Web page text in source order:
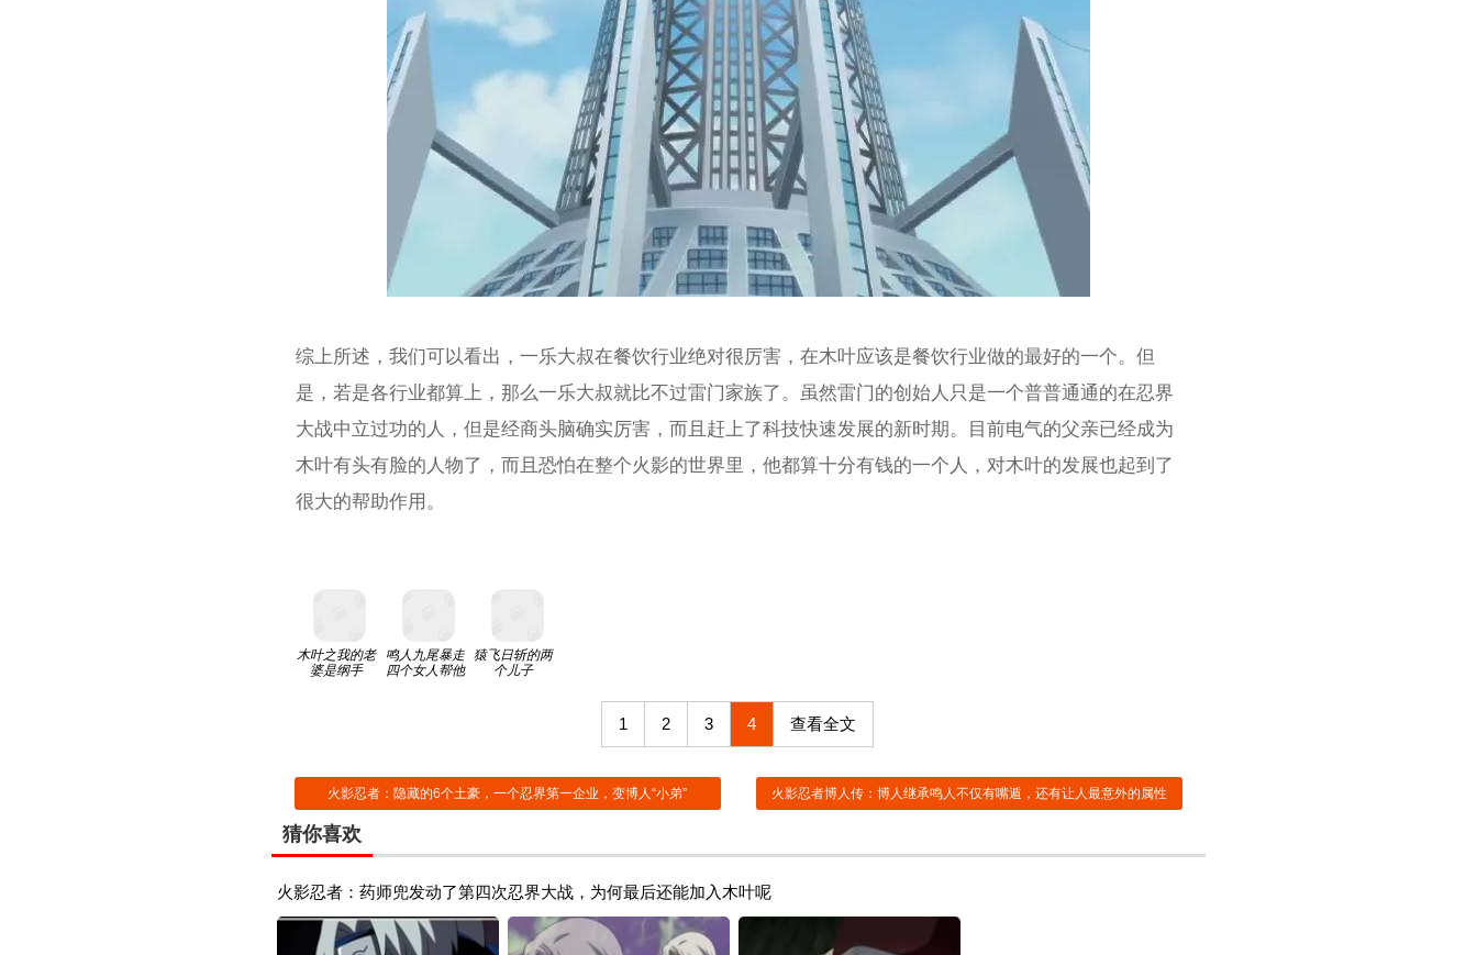
综上所述，我们可以看出，一乐大叔在餐饮行业绝对很厉害，在木叶应该是餐饮行业做的最好的一个。但
是，若是各行业都算上，那么一乐大叔就比不过雷门家族了。虽然雷门的创始人只是一个普普通通的在忍界
大战中立过功的人，但是经商头脑确实厉害，而且赶上了科技快速发展的新时期。目前电气的父亲已经成为
木叶有头有脸的人物了，而且恐怕在整个火影的世界里，他都算十分有钱的一个人，对木叶的发展也起到了
很大的帮助作用。
木叶之我的老
婆是纲手
鸣人九尾暴走
四个女人帮他
猿飞日斩的两
个儿子
1 2 3 4 查看全文
火影忍者：隐藏的6个土豪，一个忍界第一企业，变博人“小弟” 火影忍者博人传：博人继承鸣人不仅有嘴遁，还有让人最意外的属性
猜你喜欢
火影忍者：药师兜发动了第四次忍界大战，为何最后还能加入木叶呢